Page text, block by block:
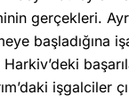
gerçekleri.
başladığına
işgalciler